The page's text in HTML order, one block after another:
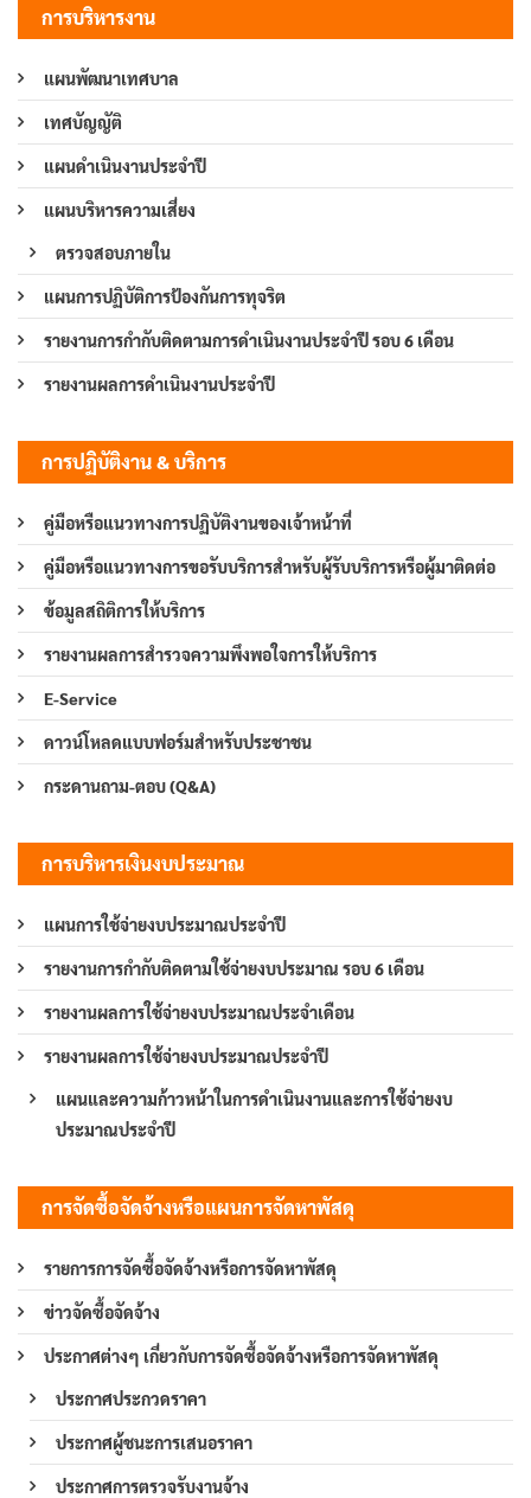
การบริหารงาน
แผนพัฒนาเทศบาล
เทศบัญญัติ
แผนดำเนินงานประจำปี
แผนบริหารความเสี่ยง
ตรวจสอบภายใน
แผนการปฏิบัติการป้องกันการทุจริต
รายงานการกำกับติดตามการดำเนินงานประจำปี รอบ 6 เดือน
รายงานผลการดำเนินงานประจำปี
การปฏิบัติงาน & บริการ
คู่มือหรือแนวทางการปฏิบัติงานของเจ้าหน้าที่
คู่มือหรือแนวทางการขอรับบริการสำหรับผู้รับบริการหรือผู้มาติดต่อ
ข้อมูลสถิติการให้บริการ
รายงานผลการสำรวจความพึงพอใจการให้บริการ
E-Service
ดาวน์โหลดแบบฟอร์มสำหรับประชาชน
กระดานถาม-ตอบ (Q&A)
การบริหารเงินงบประมาณ
แผนการใช้จ่ายงบประมาณประจำปี
รายงานการกำกับติดตามใช้จ่ายงบประมาณ รอบ 6 เดือน
รายงานผลการใช้จ่ายงบประมาณประจำเดือน
รายงานผลการใช้จ่ายงบประมาณประจำปี
แผนและความก้าวหน้าในการดำเนินงานและการใช้จ่ายงบ
ประมาณประจำปี
การจัดซื้อจัดจ้างหรือแผนการจัดหาพัสดุ
รายการการจัดซื้อจัดจ้างหรือการจัดหาพัสดุ
ข่าวจัดซื้อจัดจ้าง
ประกาศต่างๆ เกี่ยวกับการจัดซื้อจัดจ้างหรือการจัดหาพัสดุ
ประกาศประกวดราคา
ประกาศผู้ชนะการเสนอราคา
ประกาศการตรวจรับงานจ้าง